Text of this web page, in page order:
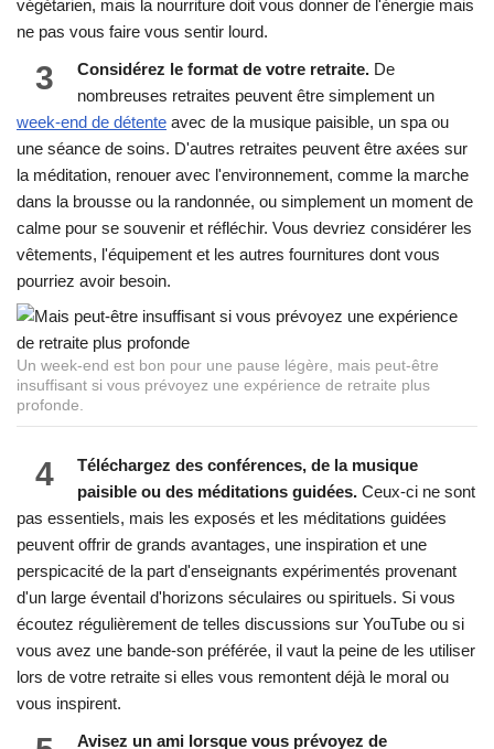
végétarien, mais la nourriture doit vous donner de l'énergie mais
ne pas vous faire vous sentir lourd.
3 Considérez le format de votre retraite. De
nombreuses retraites peuvent être simplement un
week-end de détente avec de la musique paisible, un spa ou
une séance de soins. D'autres retraites peuvent être axées sur
la méditation, renouer avec l'environnement, comme la marche
dans la brousse ou la randonnée, ou simplement un moment de
calme pour se souvenir et réfléchir. Vous devriez considérer les
vêtements, l'équipement et les autres fournitures dont vous
pourriez avoir besoin.
Un week-end est bon pour une pause légère, mais peut-être
insuffisant si vous prévoyez une expérience de retraite plus
profonde.
4
Téléchargez des conférences, de la musique
paisible ou des méditations guidées. Ceux-ci ne sont
pas essentiels, mais les exposés et les méditations guidées
peuvent offrir de grands avantages, une inspiration et une
perspicacité de la part d'enseignants expérimentés provenant
d'un large éventail d'horizons séculaires ou spirituels. Si vous
écoutez régulièrement de telles discussions sur YouTube ou si
vous avez une bande-son préférée, il vaut la peine de les utiliser
lors de votre retraite si elles vous remontent déjà le moral ou
vous inspirent.
Avisez un ami lorsque vous prévoyez de